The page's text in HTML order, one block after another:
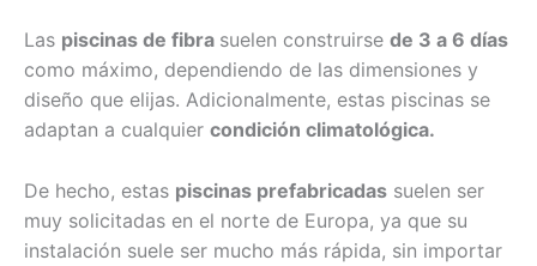
Las piscinas de fibra suelen construirse de 3 a 6 días
como máximo, dependiendo de las dimensiones y
diseño que elijas. Adicionalmente, estas piscinas se
adaptan a cualquier condición climatológica.
De hecho, estas piscinas prefabricadas suelen ser
muy solicitadas en el norte de Europa, ya que su
instalación suele ser mucho más rápida, sin importar